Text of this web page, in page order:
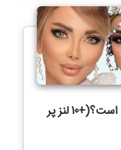
بهترین رنگ لنز برای عروس چه رنگی است؟(+10 لنز پر